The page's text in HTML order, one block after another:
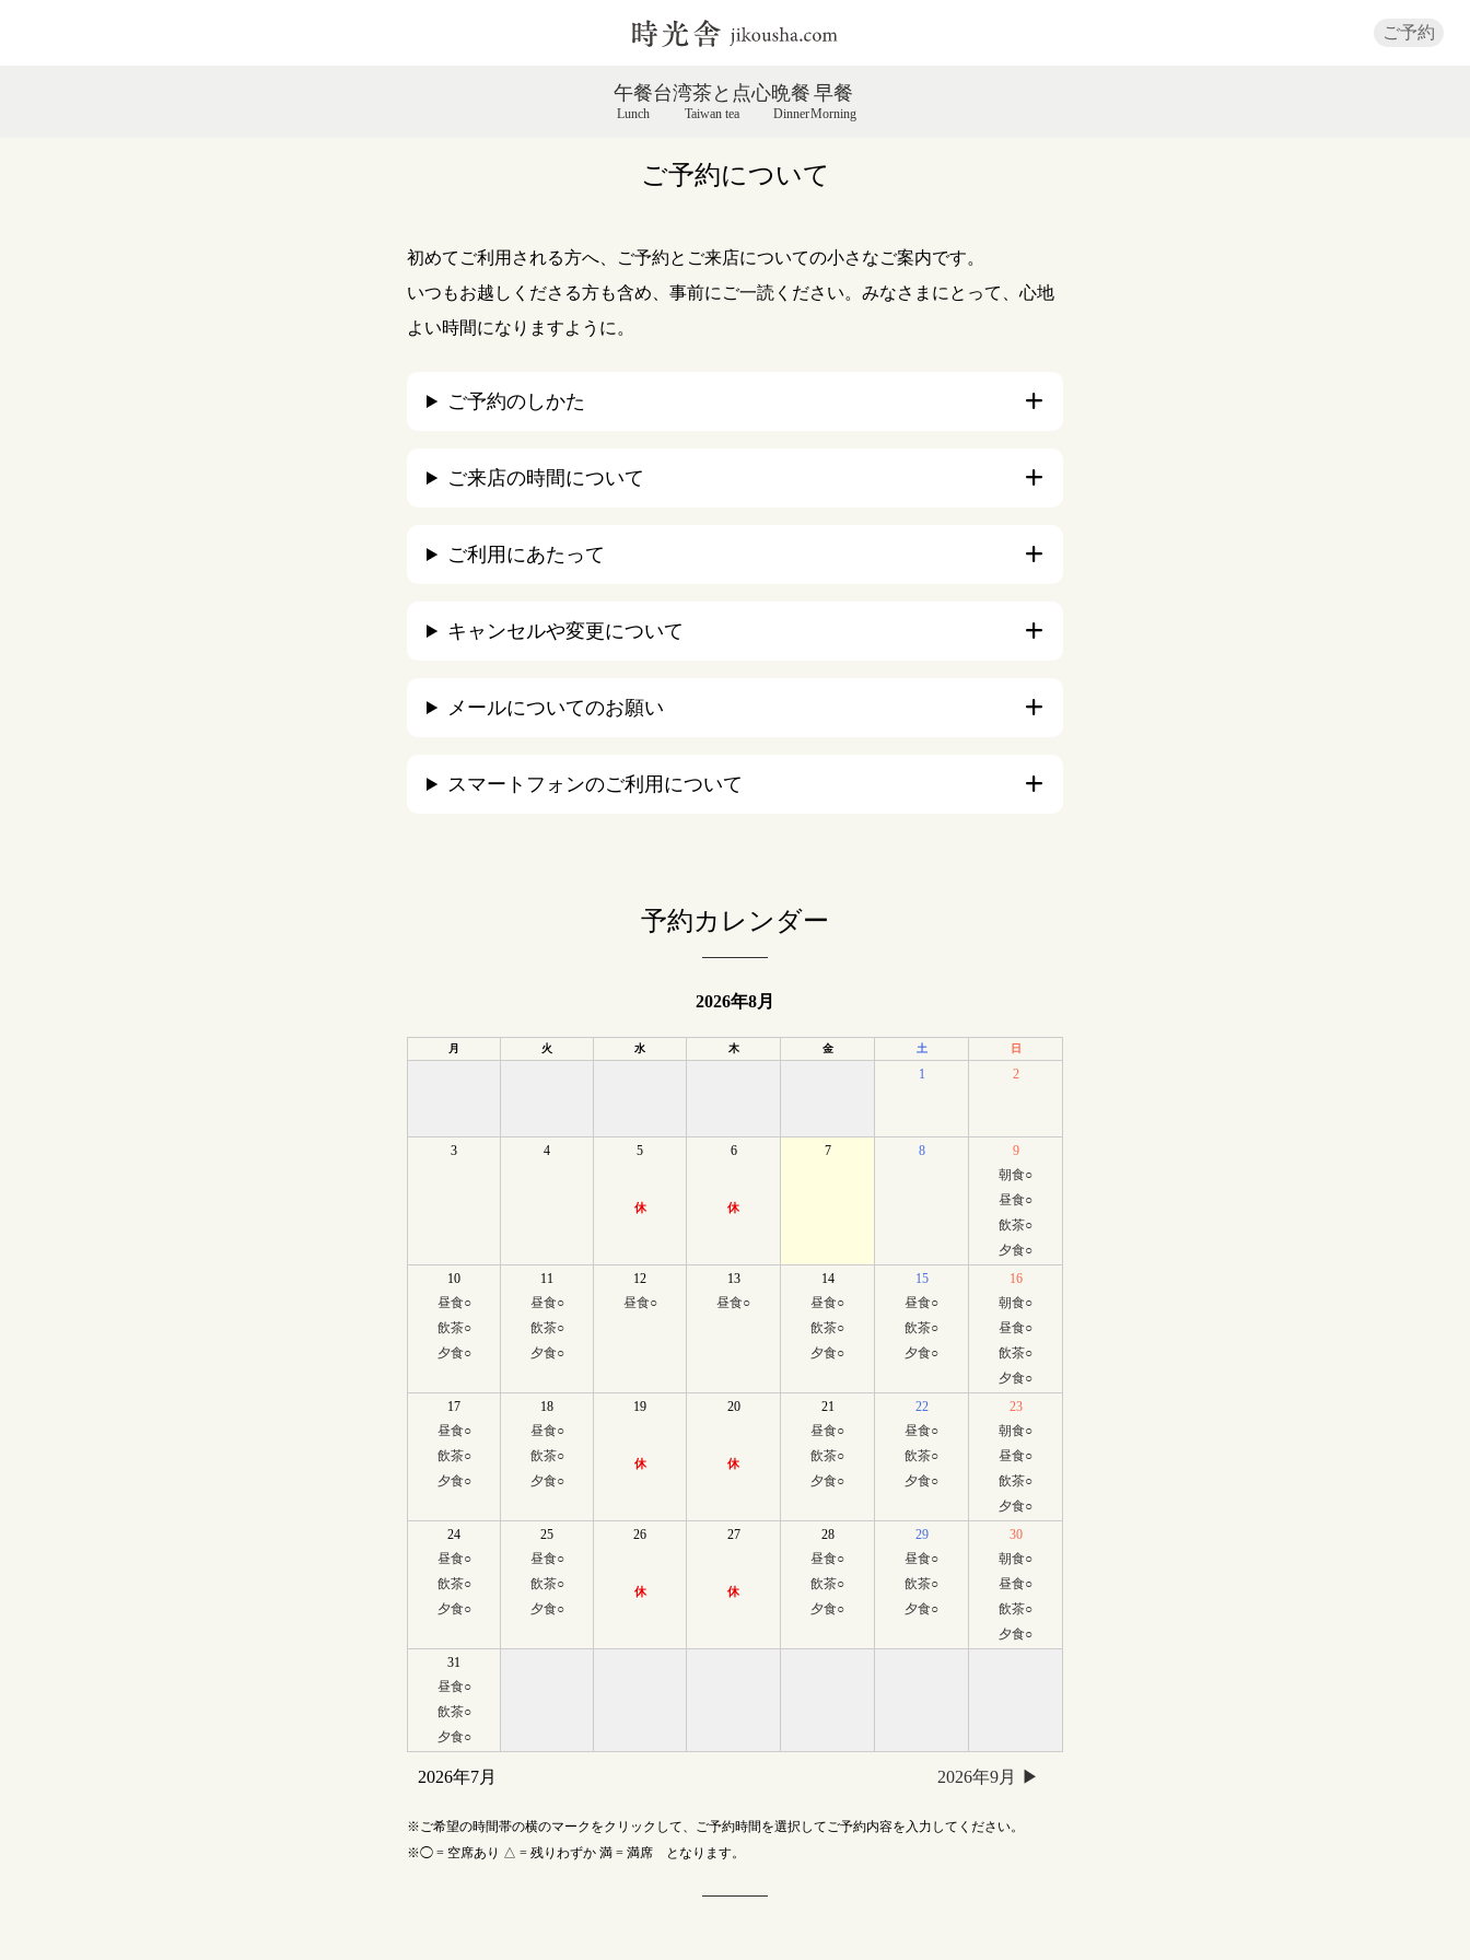
ご予約
午餐
Lunch
台湾茶と点心
Taiwan tea
晩餐
Dinner
早餐
Morning
ご予約について
初めてご利用される方へ、ご予約とご来店についての小さなご案内です。
いつもお越しくださる方も含め、事前にご一読ください。みなさまにとって、心地
よい時間になりますように。
ご予約のしかた
ご来店の時間について
ご利用にあたって
キャンセルや変更について
メールについてのお願い
スマートフォンのご利用について
予約カレンダー
2026年8月
月 火 水 木 金 土 日
1 2
3 4 5
休
6
休
7 8
9
朝食○
昼食○
飲茶○
夕食○
10
昼食○
飲茶○
夕食○
11
昼食○
飲茶○
夕食○
12
昼食○
13
昼食○
14
昼食○
飲茶○
夕食○
15
昼食○
飲茶○
夕食○
16
朝食○
昼食○
飲茶○
夕食○
17
昼食○
飲茶○
夕食○
18
昼食○
飲茶○
夕食○
19
休
20
休
21
昼食○
飲茶○
夕食○
22
昼食○
飲茶○
夕食○
23
朝食○
昼食○
飲茶○
夕食○
24
昼食○
飲茶○
夕食○
25
昼食○
飲茶○
夕食○
26
休
27
休
28
昼食○
飲茶○
夕食○
29
昼食○
飲茶○
夕食○
30
朝食○
昼食○
飲茶○
夕食○
31
昼食○
飲茶○
夕食○
2026年7月 2026年9月
ご希望の時間帯の横のマークをクリックして、ご予約時間を選択してご予約内容を入力してください。
◯ = 空席あり △ = 残りわずか 満 = 満席 となります。